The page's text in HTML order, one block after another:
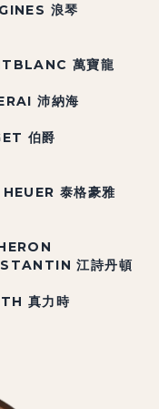
浪琴
萬寶龍
沛納海
伯爵
泰格豪雅
江詩丹頓
真力時